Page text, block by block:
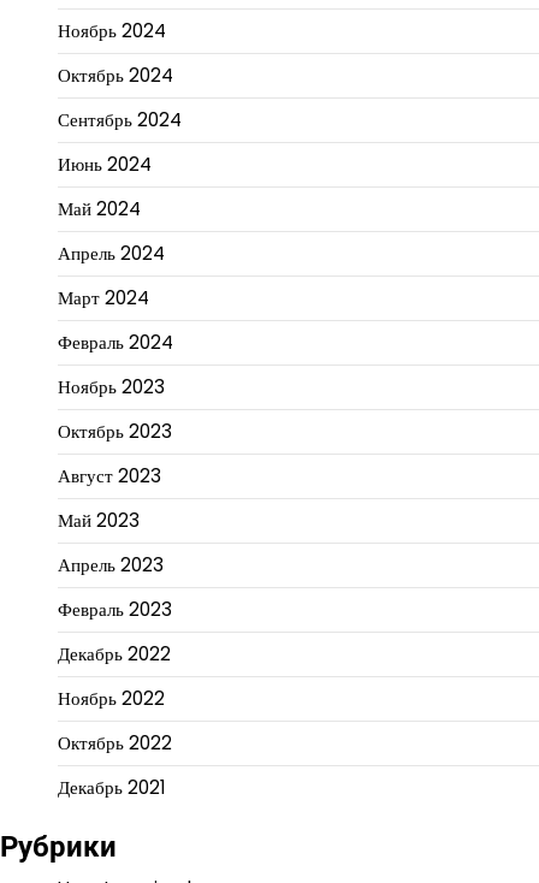
Ноябрь 2024
Октябрь 2024
Сентябрь 2024
Июнь 2024
Май 2024
Апрель 2024
Март 2024
Февраль 2024
Ноябрь 2023
Октябрь 2023
Август 2023
Май 2023
Апрель 2023
Февраль 2023
Декабрь 2022
Ноябрь 2022
Октябрь 2022
Декабрь 2021
Рубрики